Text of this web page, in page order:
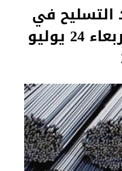
التسليح في
الأسواق اليوم الأربعاء 24 يوليو